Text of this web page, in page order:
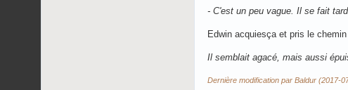
- C'est un peu vague. Il se fait
Edwin acquiesça et pris le chemin
Il semblait agacé, mais aussi
Dernière modification par Baldur (2017-